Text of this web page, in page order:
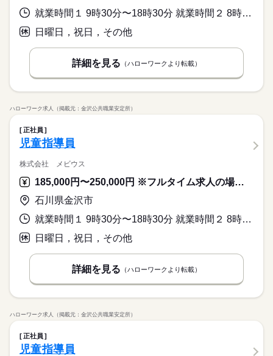
就業時間１ 9時30分〜18時30分 就業時間２ 8時00分〜17時00分 就業時間に関する特記事項 （２）学校休業日
日曜日，祝日，その他
詳細を見る （ハローワークより転載）
ハローワーク求人（掲載元：金沢公共職業安定所）
正社員
児童指導員
株式会社 メビウス
185,000円〜250,000円 ※フルタイム求人の場合は月額（換算額）、パート求人の場合は時間額を表示しています。
石川県金沢市
就業時間１ 9時30分〜18時30分 就業時間２ 8時00分〜17時00分 就業時間に関する特記事項 土曜および学校休業日は（２）
日曜日，祝日，その他
詳細を見る （ハローワークより転載）
ハローワーク求人（掲載元：金沢公共職業安定所）
正社員
児童指導員